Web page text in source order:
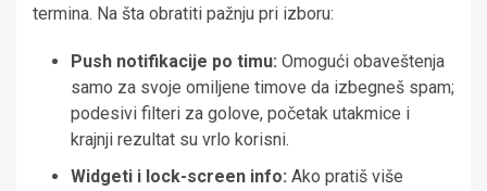
termina. Na šta obratiti pažnju pri izboru:
Push notifikacije po timu: Omogući obaveštenja
samo za svoje omiljene timove da izbegneš spam;
podesivi filteri za golove, početak utakmice i
krajnji rezultat su vrlo korisni.
Widgeti i lock-screen info: Ako pratiš više